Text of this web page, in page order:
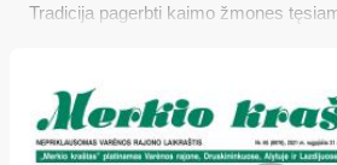
Tradicija pagerbti kaimo žmones